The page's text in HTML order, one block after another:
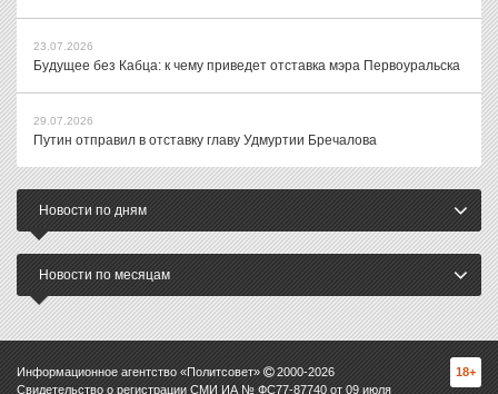
23.07.2026
Будущее без Кабца: к чему приведет отставка мэра Первоуральска
29.07.2026
Путин отправил в отставку главу Удмуртии Бречалова
Новости по дням
Новости по месяцам
Информационное агентство «Политсовет» 2000-2026
Свидетельство о регистрации СМИ ИА № ФС77-87740 от 09 июля
18+